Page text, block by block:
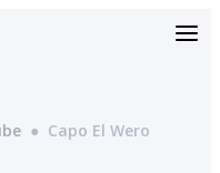
● Capo El Wero